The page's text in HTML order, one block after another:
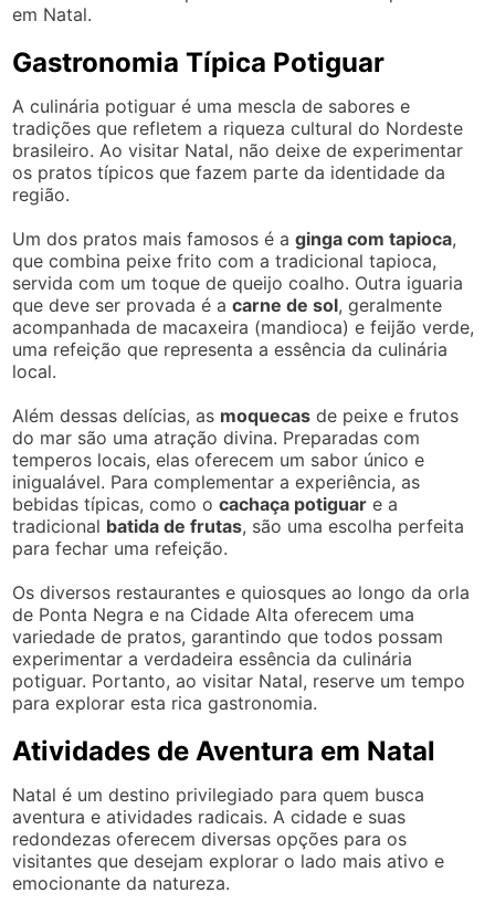
em Natal.
Gastronomia Típica Potiguar
A culinária potiguar é uma mescla de sabores e
tradições que refletem a riqueza cultural do Nordeste
brasileiro. Ao visitar Natal, não deixe de experimentar
os pratos típicos que fazem parte da identidade da
região.
Um dos pratos mais famosos é aginga com tapioca,
que combina peixe frito com a tradicional tapioca,
servida com um toque de queijo coalho. Outra iguaria
que deve ser provada é acarne de sol, geralmente
acompanhada de macaxeira (mandioca) e feijão verde,
uma refeição que representa a essência da culinária
local.
Além dessas delícias, as moquecas de peixe e frutos
do mar são uma atração divina. Preparadas com
temperos locais, elas oferecem um sabor único e
inigualável. Para complementar a experiência, as
bebidas típicas, como ocachaça potiguar e a
tradicional batida de frutas, são uma escolha perfeita
para fechar uma refeição.
Os diversos restaurantes e quiosques ao longo da orla
de Ponta Negra e na Cidade Alta oferecem uma
variedade de pratos, garantindo que todos possam
experimentar a verdadeira essência da culinária
potiguar. Portanto, ao visitar Natal, reserve um tempo
para explorar esta rica gastronomia.
Atividades de Aventura em Natal
Natal é um destino privilegiado para quem busca
aventura e atividades radicais. A cidade e suas
redondezas oferecem diversas opções para os
visitantes que desejam explorar o lado mais ativo e
emocionante da natureza.